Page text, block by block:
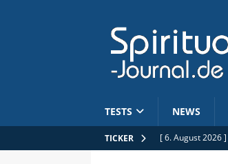
TESTS NEWS
TICKER [ 6. August 2026 ]